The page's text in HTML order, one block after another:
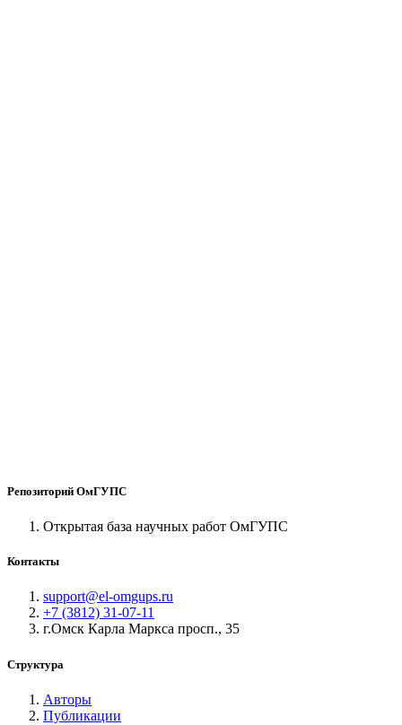
Репозиторий ОмГУПС
Открытая база научных работ ОмГУПС
Контакты
support@el-omgups.ru
+7 (3812) 31-07-11
г.Омск Карла Маркса просп., 35
Структура
Авторы
Публикации